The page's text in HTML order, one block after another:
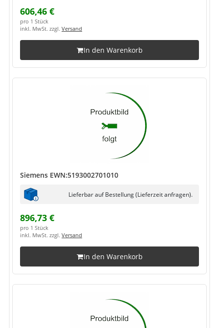
606,46 €
pro 1 Stück
inkl. MwSt. zzgl. Versand
In den Warenkorb
Siemens EWN:5193002701010
Lieferbar auf Bestellung (Lieferzeit anfragen).
896,73 €
pro 1 Stück
inkl. MwSt. zzgl. Versand
In den Warenkorb